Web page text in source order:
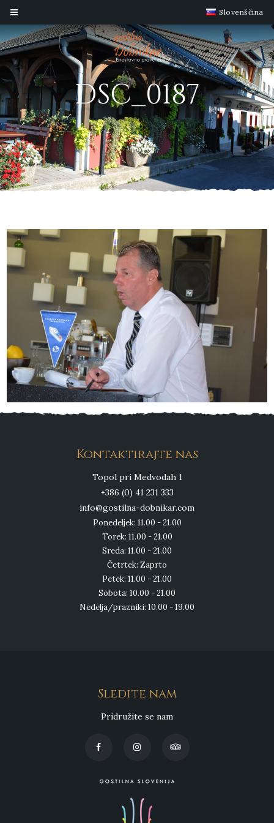
Slovenščina
DSC_0187
Kontaktirajte nas
Topol pri Medvodah 1
+386 (0) 41 231 333
info@gostilna-dobnikar.com
Ponedeljek: 11.00 - 21.00
Torek: 11.00 - 21.00
Sreda: 11.00 - 21.00
Četrtek: Zaprto
Petek: 11.00 - 21.00
Sobota: 10.00 - 21.00
Nedelja/prazniki: 10.00 - 19.00
Sledite nam
Pridružite se nam